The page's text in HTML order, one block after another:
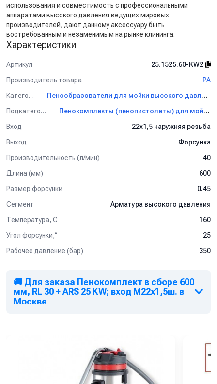
использования и совместимость с профессиональными
аппаратами высокого давления ведущих мировых
производителей, дают данному аксессуару быть
востребованным и незаменимым на рынке клининга.
Характеристики
Артикул
25.1525.60-KW2
Производитель товара
PA
Категория
Пенообразователи для мойки высокого давления PA
Подкатегория
Пенокомплекты (пенопистолеты) для мойки PA
Вход
22х1,5 наружняя резьба
Выход
Форсунка
Производительность (л/мин)
40
Длина (мм)
600
Размер форсунки
0.45
Сегмент
Арматура высокого давления
Температура, C
160
Угол форсунки,°
25
Рабочее давление (бар)
350
🚚 Для заказа Пенокомплект в сборе 600
мм, RL 30 + ARS 25 KW; вход М22х1,5ш. в
Москве